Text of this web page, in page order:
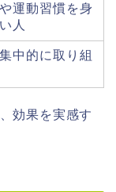
運動習慣を身
人
中的に取り組
効果を実感す